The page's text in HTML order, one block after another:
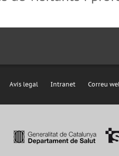
Avís legal Intranet Correu